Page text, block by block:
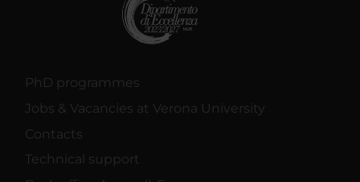
PhD programmes
Jobs & Vacancies at Verona University
Contacts
Technical support